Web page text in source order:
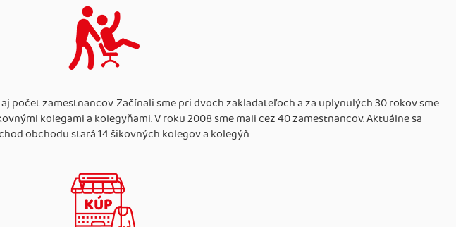
počet zamestnancov. Začínali sme pri dvoch zakladateľoch a za uplynulých 30 rokov sme
kolegami a kolegyňami. V roku 2008 sme mali cez 40 zamestnancov. Aktuálne sa
obchodu stará 14 šikovných kolegov a kolegýň.